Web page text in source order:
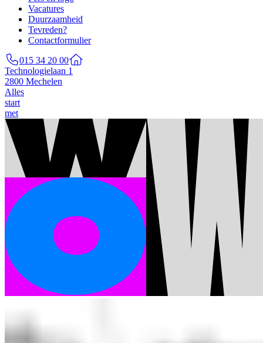
Vacatures
Duurzaamheid
Tevreden?
Contactformulier
015 34 20 00
Technologielaan 1
2800 Mechelen
Alles
start
met